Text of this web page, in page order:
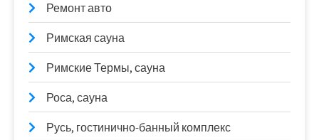
Ремонт авто
Римская сауна
Римские Термы, сауна
Роса, сауна
Русь, гостинично-банный комплекс